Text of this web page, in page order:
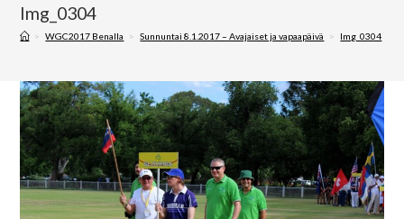
Img_0304
> WGC2017 Benalla > Sunnuntai 8.1.2017 – Avajaiset ja vapaapäivä > Img_0304